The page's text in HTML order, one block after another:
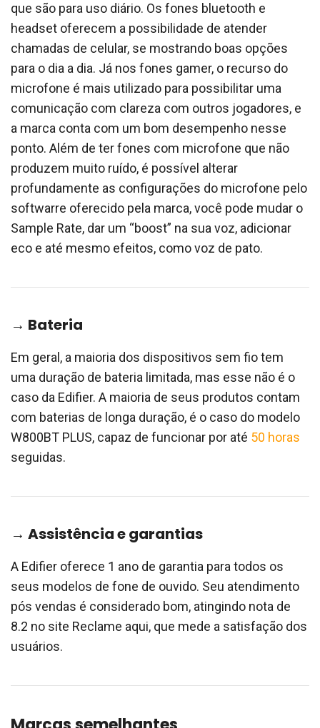
que são para uso diário. Os fones bluetooth e
headset oferecem a possibilidade de atender
chamadas de celular, se mostrando boas opções
para o dia a dia. Já nos fones gamer, o recurso do
microfone é mais utilizado para possibilitar uma
comunicação com clareza com outros jogadores, e
a marca conta com um bom desempenho nesse
ponto. Além de ter fones com microfone que não
produzem muito ruído, é possível alterar
profundamente as configurações do microfone pelo
softwarre oferecido pela marca, você pode mudar o
Sample Rate, dar um “boost” na sua voz, adicionar
eco e até mesmo efeitos, como voz de pato.
→ Bateria
Em geral, a maioria dos dispositivos sem fio tem
uma duração de bateria limitada, mas esse não é o
caso da Edifier. A maioria de seus produtos contam
com baterias de longa duração, é o caso do modelo
W800BT PLUS, capaz de funcionar por até 50 horas
seguidas.
→ Assistência e garantias
A Edifier oferece 1 ano de garantia para todos os
seus modelos de fone de ouvido. Seu atendimento
pós vendas é considerado bom, atingindo nota de
8.2 no site Reclame aqui, que mede a satisfação dos
usuários.